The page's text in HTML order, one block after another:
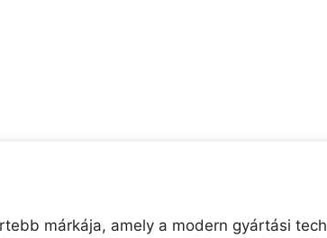
márkája, amely a modern gyártási